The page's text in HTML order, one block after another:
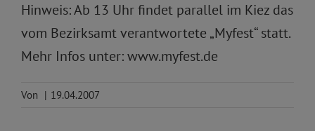
Hinweis: Ab 13 Uhr findet parallel im Kiez das
vom Bezirksamt verantwortete „Myfest“ statt.
Mehr Infos unter: www.myfest.de
Von | 19.04.2007